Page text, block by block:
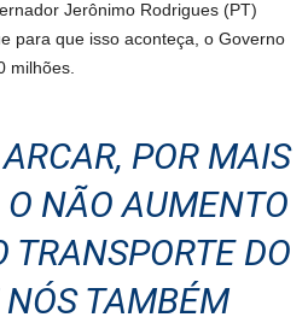
Jerônimo Rodrigues (PT)
para que isso aconteça, o Governo
milhões.
POR MAIS
O NÃO AUMENTO
TRANSPORTE DO
NÓS TAMBÉM